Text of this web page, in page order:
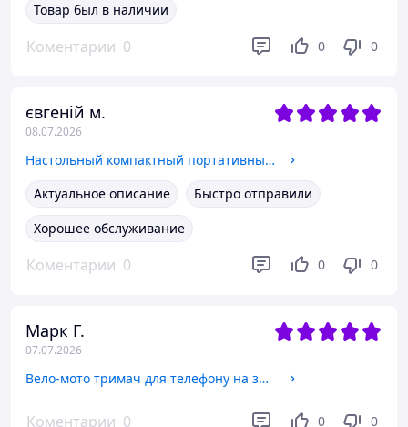
Товар был в наличии
Коментарии 0 0 0
євгеній м.
08.07.2026
Настольный компактный портативный вентилятор Hoco White с USB подключением и 3 скорости, Бесшумный для дома и офиса
Актуальное описание
Быстро отправили
Хорошее обслуживание
Коментарии 0 0 0
Марк Г.
07.07.2026
Вело-мото тримач для телефону на затиску Hoco Black, Надійне кріплення для телефона на електро самокат
Коментарии 0 0 0